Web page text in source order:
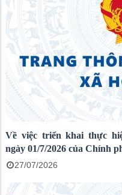
Về việc triển khai thực
ngày 01/7/2026 của Chính
27/07/2026